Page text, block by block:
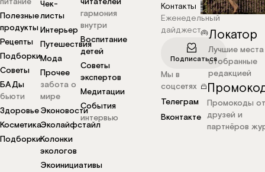
Полезные
продукты
Рецепты
Подборки
Советы
БАДы
бьюти
Здоровье
Косметика
Подборки
Чек-
листы
Интерьер
Путешествия
Мода
Прочее
забота о
мире
Эконовости
Эколайфстайл
Колонки
экологов
Экоинициативы
гармония
внутри
Воспитание
детей
Советы
экспертов
Медитации
События
интервью
Контакты
Еженедельный
дайджест
Подписаться
Мы в
соцсетях
Телеграм
Вконтакте
Локатор
Лучшие места
отобранные
редакцией
Промокоды
друзей и
партнёров